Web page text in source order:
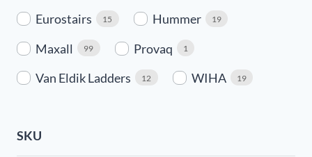
Eurostairs 15 Hummer 19
Maxall 99 Provaq 1
Van Eldik Ladders 12 WIHA 19
SKU